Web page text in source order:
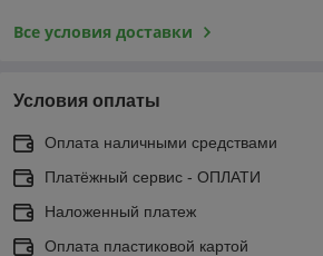
Все условия доставки
Условия оплаты
Оплата наличными средствами
Платёжный сервис - ОПЛАТИ
Наложенный платеж
Оплата пластиковой картой